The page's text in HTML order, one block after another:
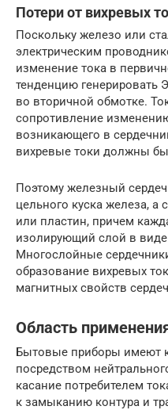
Потери от вихревых
Поскольку железо или
электрическим
изменение тока в
тенденцию генерировать
во вторичной обмотке.
сопротивление
возникающего в
вихревые токи должны
Поэтому железный
цельного куска железа, а
или пластин, причем
изолирующий слой в
Многослойные
образование вихревых
магнитных свойств
Область
Бытовые приборы имеют
посредством
касание потребителем
к замыканию контура и